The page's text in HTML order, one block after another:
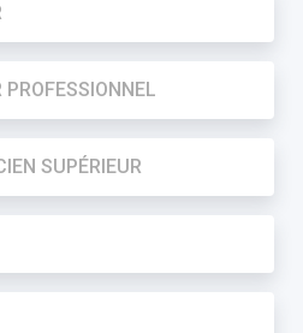
SUPÉRIEUR